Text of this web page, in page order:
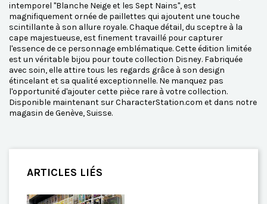
intemporel "Blanche Neige et les Sept Nains", est
magnifiquement ornée de paillettes qui ajoutent une touche
scintillante à son allure royale. Chaque détail, du sceptre à la
cape majestueuse, est finement travaillé pour capturer
l'essence de ce personnage emblématique. Cette édition limitée
est un véritable bijou pour toute collection Disney. Fabriquée
avec soin, elle attire tous les regards grâce à son design
étincelant et sa qualité exceptionnelle. Ne manquez pas
l'opportunité d'ajouter cette pièce rare à votre collection.
Disponible maintenant sur CharacterStation.com et dans notre
magasin de Genève, Suisse.
ARTICLES LIÉS